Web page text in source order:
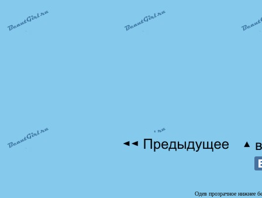
Одев прозрачное нижнее